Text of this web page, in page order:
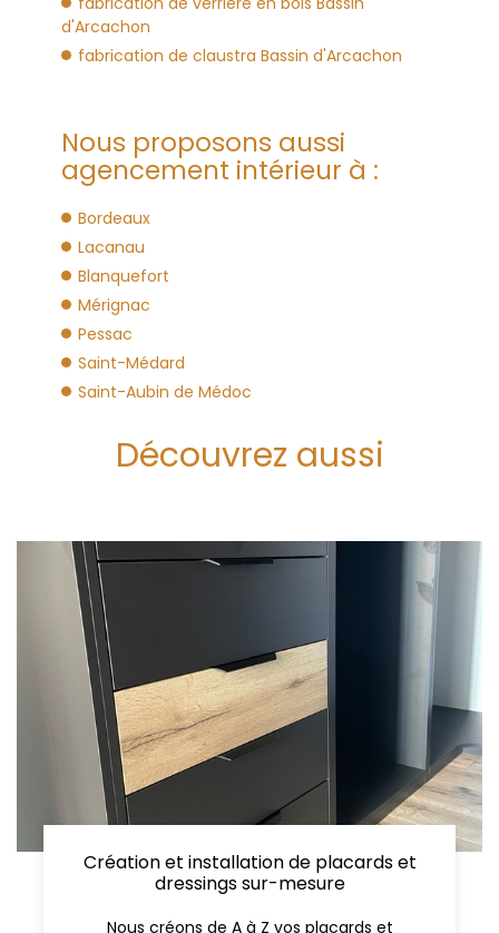
d'Arcachon
fabrication de claustra Bassin d'Arcachon
Nous proposons aussi
agencement intérieur à :
Bordeaux
Lacanau
Blanquefort
Mérignac
Pessac
Saint-Médard
Saint-Aubin de Médoc
Découvrez aussi
Création et installation de placards et
dressings sur-mesure
Nous créons de A à Z vos placards et